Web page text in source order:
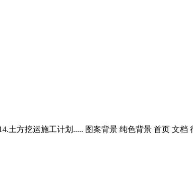
土方挖运施工计划..... 图案背景 纯色背景 首页 文